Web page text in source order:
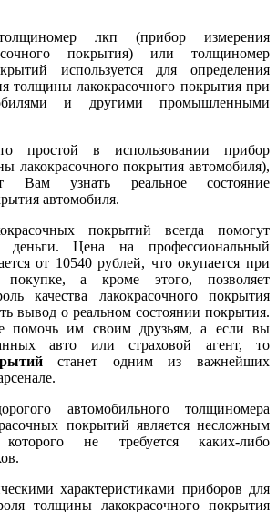
лкп (прибор измерения
покрытия) или толщиномер
используется для определения
толщины лакокрасочного покрытия при
и другими промышленными
простой в использовании прибор
лакокрасочного покрытия автомобиля),
Вам узнать реальное состояние
автомобиля.
покрытий всегда помогут
деньги. Цена на профессиональный
от 10540 рублей, что окупается при
покупке, а кроме этого, позволяет
качества лакокрасочного покрытия
вывод о реальном состоянии покрытия.
помочь им своим друзьям, а если вы
авто или страховой агент, то
станет одним из важнейших
автомобильного толщиномера
покрытий является несложным
не требуется каких-либо
характеристиками приборов для
толщины лакокрасочного покрытия